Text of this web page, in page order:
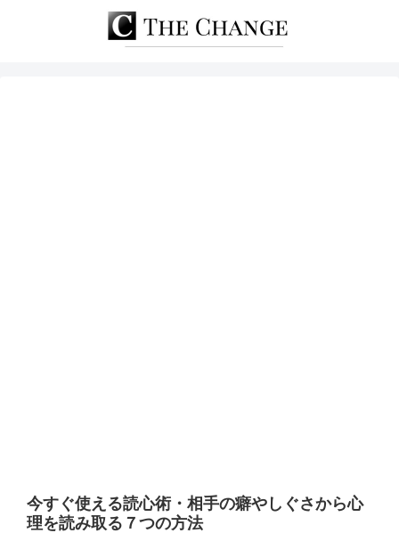
今すぐ使える読心術・相手の癖やしぐさから心
理を読み取る７つの方法